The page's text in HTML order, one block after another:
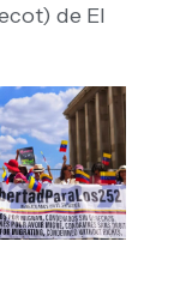
de El